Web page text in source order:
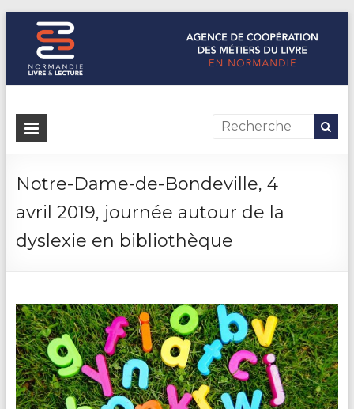
Normandie Livre & Lecture
L'agence de coopération des métiers du livre en Normandie
Notre-Dame-de-Bondeville, 4
avril 2019, journée autour de la
dyslexie en bibliothèque